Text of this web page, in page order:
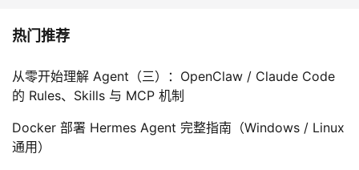
热门推荐
从零开始理解 Agent（三）：OpenClaw / Claude Code
的 Rules、Skills 与 MCP 机制
Docker 部署 Hermes Agent 完整指南（Windows / Linux
通用）